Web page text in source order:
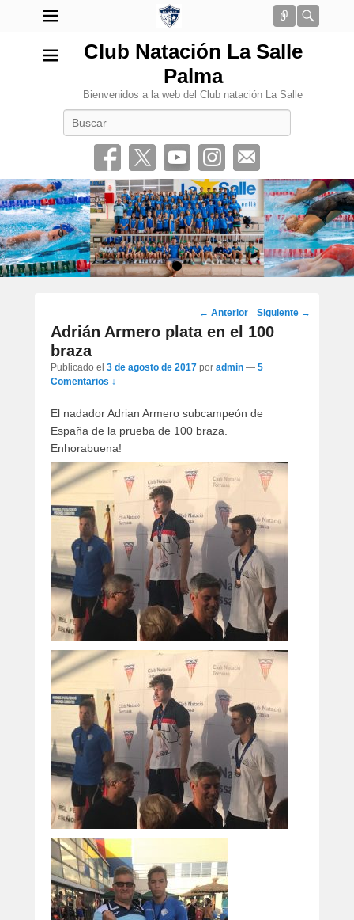
Conectar
Club Natación La Salle
Palma
Bienvenidos a la web del Club natación La Salle
•
Navegación
por
artículos
← Anterior Siguiente →
Adrián Armero plata en el 100
braza
Publicado el 3 de agosto de 2017 por admin — 5
Comentarios ↓
El nadador Adrian Armero subcampeón de
España de la prueba de 100 braza.
Enhorabuena!